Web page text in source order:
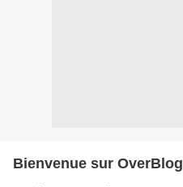
Bienvenue sur OverBlog